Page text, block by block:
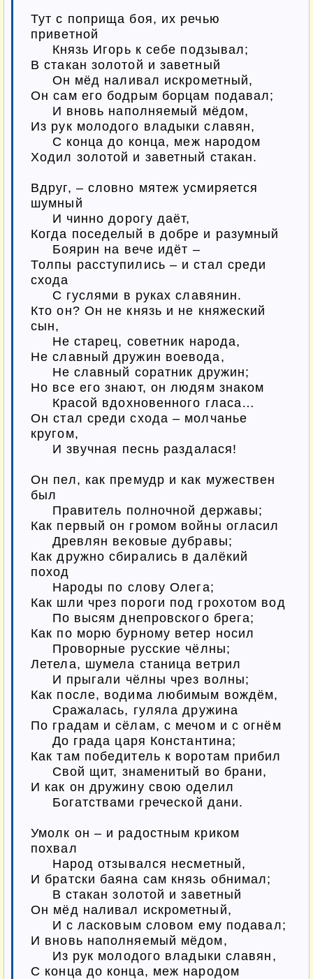
Тут с поприща боя, их речью
приветной
В стакан золотой и заветный
Он сам его бодрым борцам подавал;
Из рук молодого владыки славян,
Ходил золотой и заветный стакан.
Вдруг, – словно мятеж усмиряется
шумный
Когда поседелый в добре и разумный
Толпы расступились – и стал среди
схода
Кто он? Он не князь и не княжеский
сын,
Не славный дружин воевода,
Но все его знают, он людям знаком
Он стал среди схода – молчанье
кругом,
Он пел, как премудр и как мужествен
был
Как первый он громом войны огласил
Как дружно сбирались в далёкий
поход
Как шли чрез пороги под грохотом вод
Как по морю бурному ветер носил
Летела, шумела станица ветрил
Как после, водима любимым вождём,
По градам и сёлам, с мечом и с огнём
Как там победитель к воротам прибил
И как он дружину свою оделил
Умолк он – и радостным криком
похвал
И братски баяна сам князь обнимал;
Он мёд наливал искрометный,
И вновь наполняемый мёдом,
С конца до конца, меж народом